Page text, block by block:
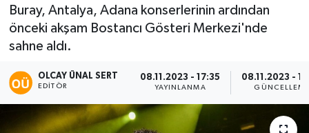
Buray, Antalya, Adana konserlerinin ardından
önceki akşam Bostancı Gösteri Merkezi'nde
sahne aldı.
OLCAY ÜNAL SERT
EDITÖR
08.11.2023 - 17:35
YAYINLANMA
08.11.2023 -
Son Dakika Haberleri
Haber Arşivi